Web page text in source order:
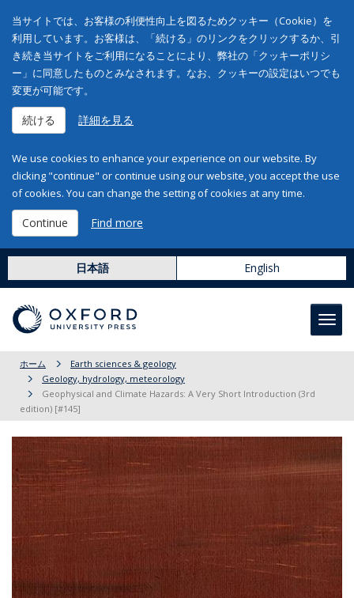
当サイトでは、お客様の利便性向上を図るためクッキー（Cookie）を
利用しています。お客様は、「続ける」のリンクをクリックするか、引
き続き当サイトをご利用になることにより、弊社の「クッキーポリシ
ー」に同意したものとみなされます。なお、クッキーの設定はいつでも
変更が可能です。
続ける 詳細を見る
We use cookies to enhance your experience on our website. By
clicking "continue" or continue using our website, you accept the use
of cookies. You can change the setting of cookies at any time.
Continue Find more
日本語 English
ホーム
Earth sciences & geology
Geology, hydrology, meteorology
Geophysical and Climate Hazards: A Very Short Introduction (3rd
edition) [#145]